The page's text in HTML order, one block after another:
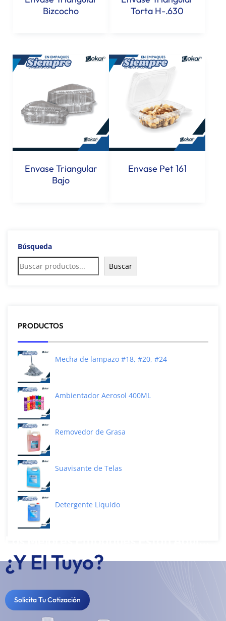
Bizcocho
Torta H-.630
Envase Triangular
Bajo
Envase Pet 161
Búsqueda
Buscar
PRODUCTOS
Mecha de lampazo #18, #20, #24
Ambientador Aerosol 400ML
Removedor de Grasa
Suavisante de Telas
Detergente Liquido
¿Y El Tuyo?
Solicita Tu Cotización